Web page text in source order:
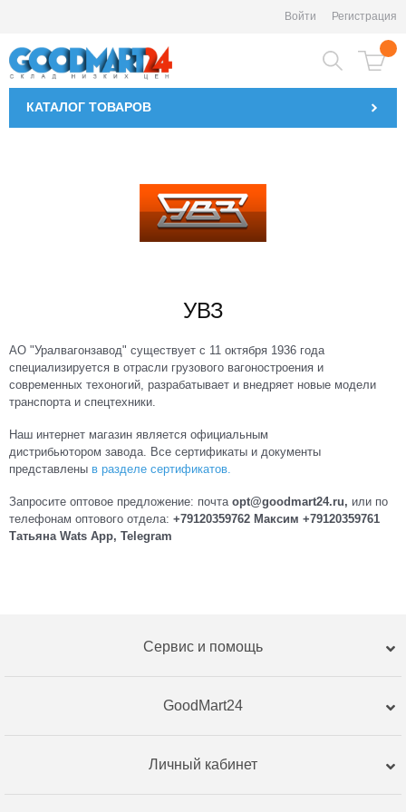
Войти Регистрация
КАТАЛОГ ТОВАРОВ
УВЗ
АО "Уралвагонзавод" существует с 11 октября 1936 года
специализируется в отрасли грузового вагоностроения и
современных техоногий, разрабатывает и внедряет новые модели
транспорта и спецтехники.
Наш интернет магазин является официальным
дистрибьютором завода. Все сертификаты и документы
представлены в разделе сертификатов.
Запросите оптовое предложение: почта opt@goodmart24.ru, или по
телефонам оптового отдела: +79120359762 Максим +79120359761
Татьяна Wats App, Telegram
Сервис и помощь
GoodMart24
Личный кабинет